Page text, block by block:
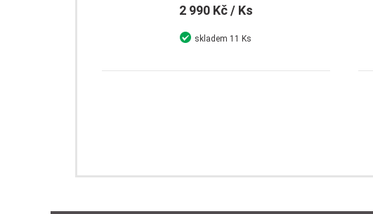
2 990 Kč/ Ks
skladem 11 Ks